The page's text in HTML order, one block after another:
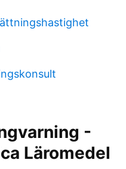
-
Läromedel